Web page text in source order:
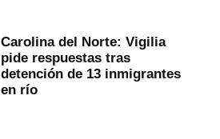
Carolina del Norte: Vigilia
pide respuestas tras
detención de 13 inmigrantes
en río